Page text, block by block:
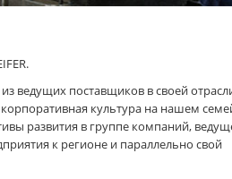
ведущих поставщиков в своей
культура на нашем
развития в группе компаний,
к регионе и параллельно свой